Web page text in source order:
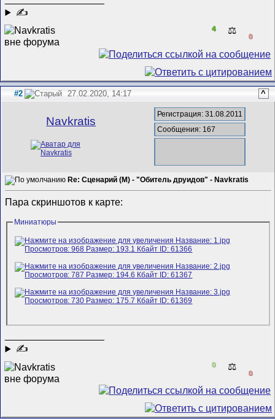
✍
4 ⚖️
0
#2 27.02.2020, 14:17 ^
Navkratis
Регистрация: 31.08.2011
Сообщения: 167
Re: Сценарий (M) - "Обитель друидов" - Navkratis
Пара скриншотов к карте:
Миниатюры
✍
0 ⚖️
0